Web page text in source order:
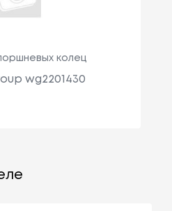
колец
wg2201430